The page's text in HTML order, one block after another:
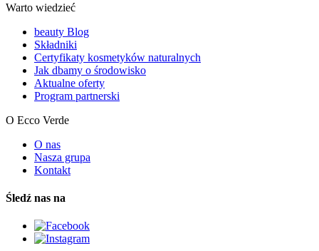
Warto wiedzieć
beauty Blog
Składniki
Certyfikaty kosmetyków naturalnych
Jak dbamy o środowisko
Aktualne oferty
Program partnerski
O Ecco Verde
O nas
Nasza grupa
Kontakt
Śledź nas na